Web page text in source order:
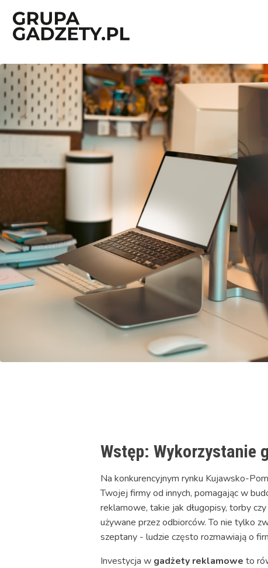
Wstęp: Wykorzystanie
Na konkurencyjnym rynku Kujawsko-
Twojej firmy od innych, pomagając w
reklamowe, takie jak długopisy, torby
używane przez odbiorców. To nie tylko
szeptany - ludzie często rozmawiają o
Investycja w gadżety reklamowe to